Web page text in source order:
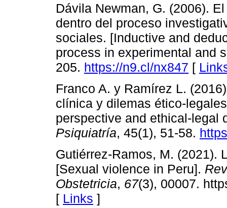
Dávila Newman, G. (2006).
dentro del proceso
sociales. [Inductive and
process in experimental and
205. https://n9.cl/nx847 [
Franco A. y Ramírez L.
clínica y dilemas ético-
perspective and ethical-legal
Psiquiatría, 45(1), 51-58.
Gutiérrez-Ramos, M. (2021).
[Sexual violence in Peru].
Obstetricia, 67(3), 00007.
[ Links ]